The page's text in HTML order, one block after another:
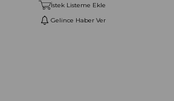
İstek Listeme Ekle
Gelince Haber Ver